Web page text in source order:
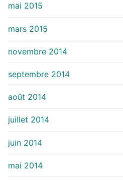
mai 2015
mars 2015
novembre 2014
septembre 2014
août 2014
juillet 2014
juin 2014
mai 2014